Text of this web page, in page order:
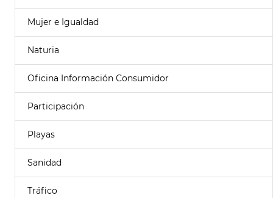
Mujer e Igualdad
Naturia
Oficina Información Consumidor
Participación
Playas
Sanidad
Tráfico